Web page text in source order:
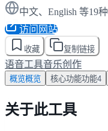
中文、English 等19种
访问网站
收藏 复制链接
语音工具音乐创作
概览概览 核心功能功能4
关于此工具